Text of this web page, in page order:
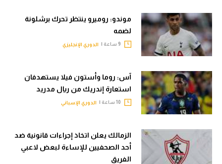
موندو: روميرو ينتظر تحرك برشلونة
لضمه
الدوري الإنجليزي
آس: روما وأستون فيلا يستهدفان
استعارة إندريك من ريال مدريد
الدوري الإسباني
الزمالك يعلن اتخاذ إجراءات قانونية ضد
أحد الصحفيين للإساءة لبعض لاعبي
الفريق